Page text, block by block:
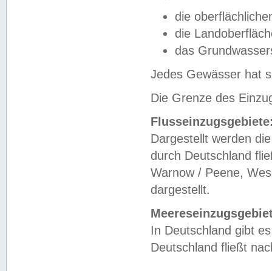
die
die
das
Jedes Gewässer hat
Die Grenze des
Dargestellt werden
durch Deutschland
Warnow / Peene,
dargestellt.
In Deutschland gibt
Deutschland fließt